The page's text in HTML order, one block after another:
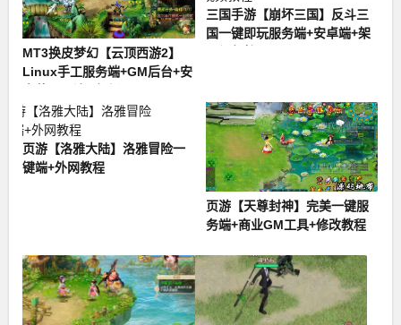
MT3换皮梦幻【云顶西游2】
Linux手工服务端+GM后台+安
三国手游【崩坏三国】反斗三
国一键即玩服务端+安卓端+架
页游【洛雅大陆】洛雅冒险一
键端+外网教程
页游【天尊封神】完美一键服
务端+商业GM工具+修改教程